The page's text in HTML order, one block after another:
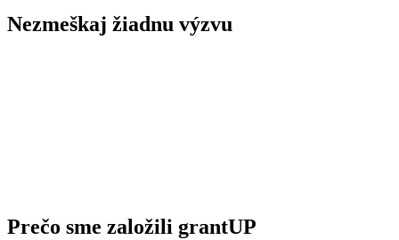
Nezmeškaj žiadnu výzvu
Prečo sme založili grantUP